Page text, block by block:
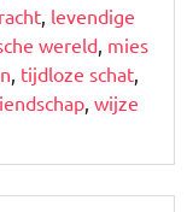
, levendige
wereld, mies
, tijdloze schat,
, wijze